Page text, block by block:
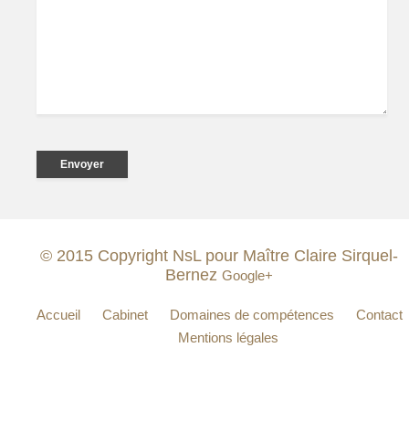
© 2015 Copyright NsL pour Maître Claire Sirquel-
Bernez Google+
Accueil Cabinet Domaines de compétences
Contact
Mentions légales